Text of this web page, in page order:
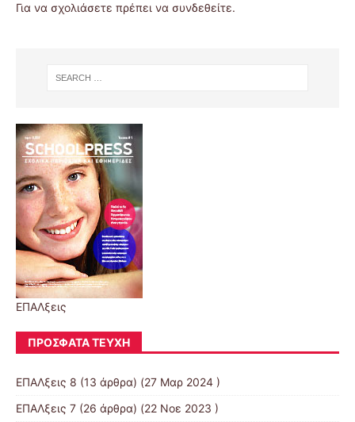
Για να σχολιάσετε πρέπει να συνδεθείτε.
ΕΠΑΛξεις
ΠΡΌΣΦΑΤΑ ΤΕΎΧΗ
ΕΠΑΛξεις 8 (13 άρθρα) (27 Μαρ 2024 )
ΕΠΑΛξεις 7 (26 άρθρα) (22 Νοε 2023 )